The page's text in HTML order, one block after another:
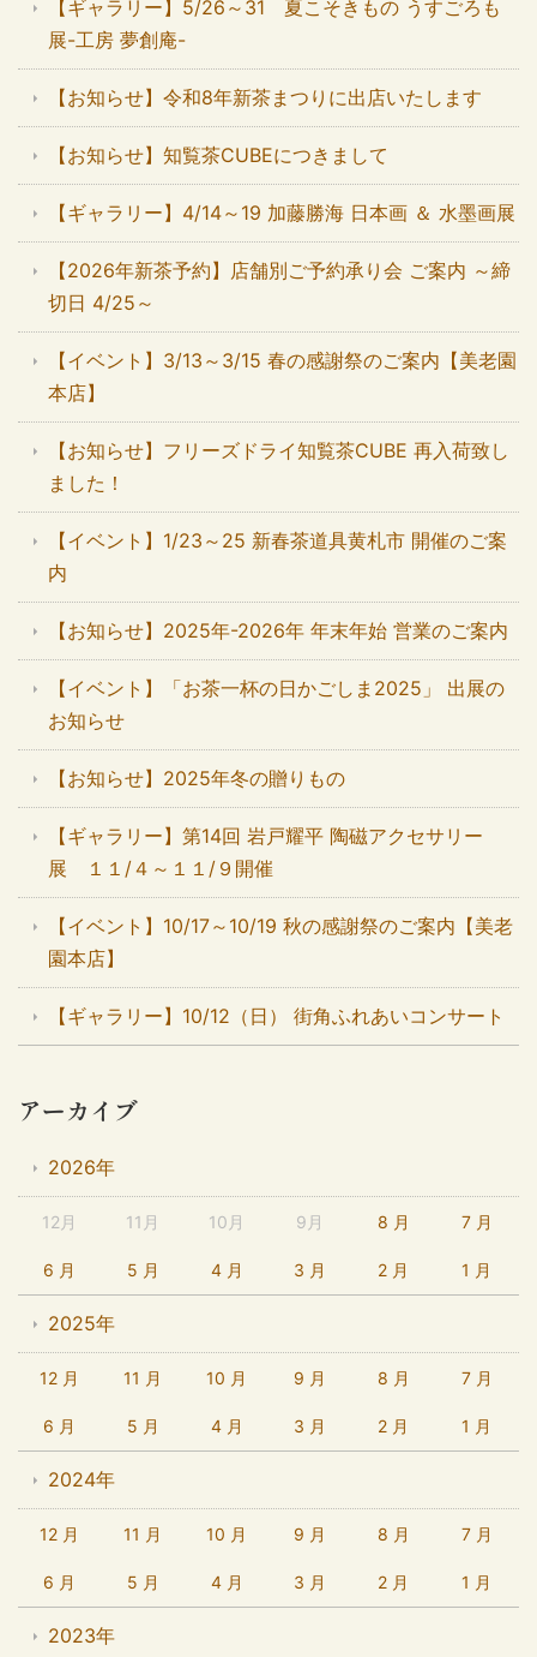
【ギャラリー】5/26～31 夏こそきもの うすごろも
展-工房 夢創庵-
【お知らせ】令和8年新茶まつりに出店いたします
【お知らせ】知覧茶CUBEにつきまして
【ギャラリー】4/14～19 加藤勝海 日本画 ＆ 水墨画展
【2026年新茶予約】店舗別ご予約承り会 ご案内 ～締
切日 4/25～
【イベント】3/13～3/15 春の感謝祭のご案内【美老園
本店】
【お知らせ】フリーズドライ知覧茶CUBE 再入荷致し
ました！
【イベント】1/23～25 新春茶道具黄札市 開催のご案
内
【お知らせ】2025年-2026年 年末年始 営業のご案内
【イベント】「お茶一杯の日かごしま2025」 出展の
お知らせ
【お知らせ】2025年冬の贈りもの
【ギャラリー】第14回 岩戸耀平 陶磁アクセサリー
展 １１/４～１１/９開催
【イベント】10/17～10/19 秋の感謝祭のご案内【美老
園本店】
【ギャラリー】10/12（日） 街角ふれあいコンサート
アーカイブ
2026年
12月 11月 10月 9月 8 月 7 月
6 月 5 月 4 月 3 月 2 月 1 月
2025年
12 月 11 月 10 月 9 月 8 月 7 月
6 月 5 月 4 月 3 月 2 月 1 月
2024年
12 月 11 月 10 月 9 月 8 月 7 月
6 月 5 月 4 月 3 月 2 月 1 月
2023年